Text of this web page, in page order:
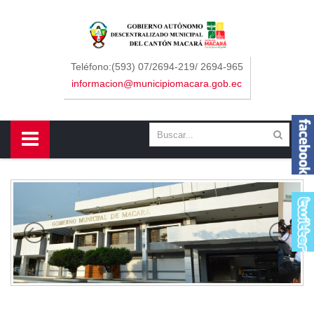
Teléfono:(593) 07/2694-219/ 2694-965
informacion@municipiomacara.gob.ec
Sidebar Menu
Concejo
Departamentos
Contáctenos
Macará
Cantón
Himno a Macará
Símbolos Patrios